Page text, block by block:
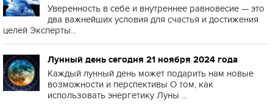
Уверенность в себе и внутреннее равновесие — это
два важнейших условия для счастья и достижения
целей Эксперты...
Лунный день сегодня 21 ноября 2024 года
Каждый лунный день может подарить нам новые
возможности и перспективы О том, как
использовать энергетику Луны ...